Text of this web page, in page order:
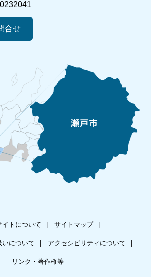
合せ
イトについて サイトマップ
いについて アクセシビリティについて
リンク・著作権等